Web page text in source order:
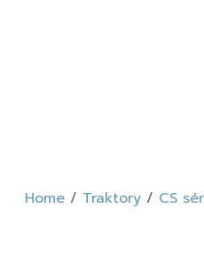
Home / Traktory / CS